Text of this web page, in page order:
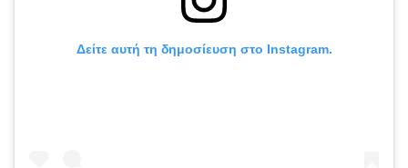
Δείτε αυτή τη δημοσίευση στο Instagram.